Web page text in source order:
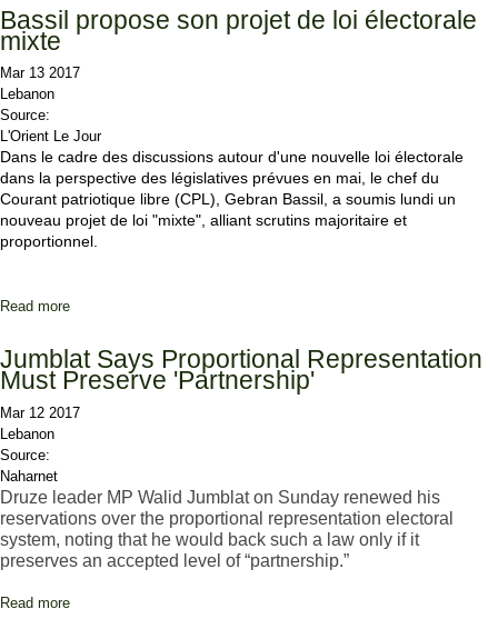
Bassil propose son projet de loi électorale
mixte
Mar 13 2017
Lebanon
Source:
L'Orient Le Jour
Dans le cadre des discussions autour d'une nouvelle loi électorale
dans la perspective des législatives prévues en mai, le chef du
Courant patriotique libre (CPL), Gebran Bassil, a soumis lundi un
nouveau projet de loi "mixte", alliant scrutins majoritaire et
proportionnel.
Read more
Jumblat Says Proportional Representation
Must Preserve 'Partnership'
Mar 12 2017
Lebanon
Source:
Naharnet
Druze leader MP Walid Jumblat on Sunday renewed his
reservations over the proportional representation electoral
system, noting that he would back such a law only if it
preserves an accepted level of “partnership.”
Read more